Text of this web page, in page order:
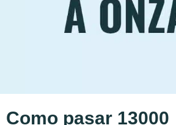
Como pasar 13000